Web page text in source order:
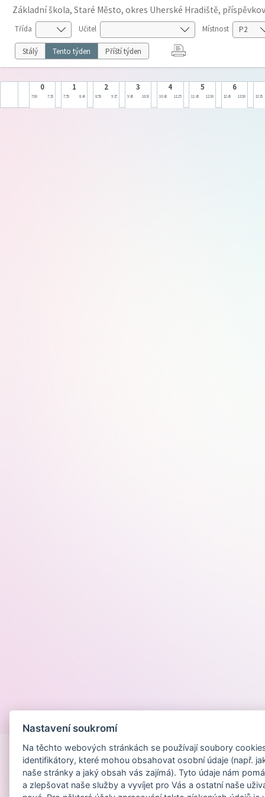
Základní škola, Staré Město, okres Uherské Hradiště,
Třída Učitel Místnost
Stálý Tento týden Příští týden
0
7:00 7:35
1
7:55 8:40
2
8:50 9:35
3
9:45 10:30
4
10:40 11:25
5
11:45 12:30
6
12:45 13:30 13:35
Nastavení soukromí
Na těchto webových stránkách se používají soubory
identifikátory, které mohou obsahovat osobní údaje (např.
naše stránky a jaký obsah vás zajímá). Tyto údaje nám
a zlepšovat naše služby a vyvíjet pro Vás a ostatní naše